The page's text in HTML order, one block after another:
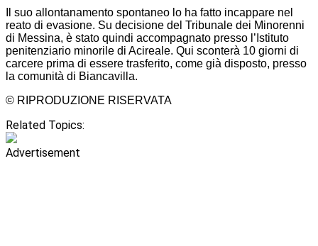
Il suo allontanamento spontaneo lo ha fatto incappare nel
reato di evasione. Su decisione del Tribunale dei Minorenni
di Messina, è stato quindi accompagnato presso l’Istituto
penitenziario minorile di Acireale. Qui sconterà 10 giorni di
carcere prima di essere trasferito, come già disposto, presso
la comunità di Biancavilla.
© RIPRODUZIONE RISERVATA
Related Topics:
Advertisement